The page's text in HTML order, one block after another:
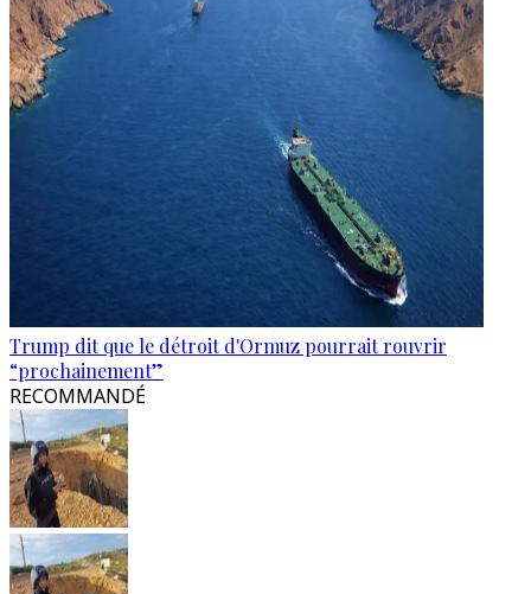
Trump dit que le détroit d'Ormuz pourrait rouvrir
“prochainement”
RECOMMANDÉ